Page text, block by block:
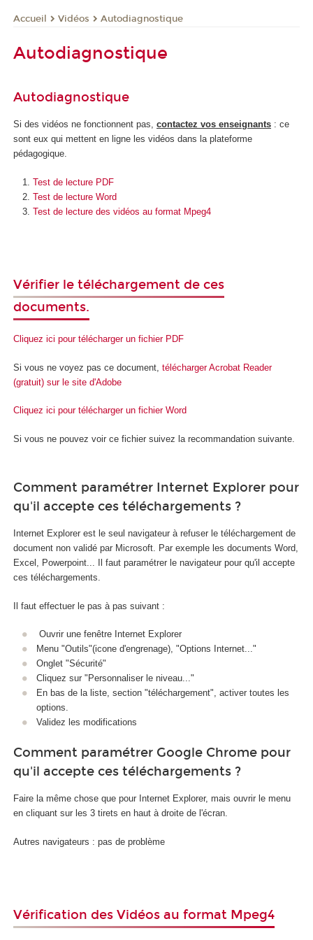
Accueil Vidéos Autodiagnostique
Autodiagnostique
Autodiagnostique
Si des vidéos ne fonctionnent pas, contactez vos enseignants : ce
sont eux qui mettent en ligne les vidéos dans la plateforme
pédagogique.
Test de lecture PDF
Test de lecture Word
Test de lecture des vidéos au format Mpeg4
Vérifier le téléchargement de ces
documents.
Cliquez ici pour télécharger un fichier PDF
Si vous ne voyez pas ce document, télécharger Acrobat Reader
(gratuit) sur le site d'Adobe
Cliquez ici pour télécharger un fichier Word
Si vous ne pouvez voir ce fichier suivez la recommandation suivante.
Comment paramétrer Internet Explorer pour
qu'il accepte ces téléchargements ?
Internet Explorer est le seul navigateur à refuser le téléchargement de
document non validé par Microsoft. Par exemple les documents Word,
Excel, Powerpoint... Il faut paramétrer le navigateur pour qu'il accepte
ces téléchargements.
Il faut effectuer le pas à pas suivant :
Ouvrir une fenêtre Internet Explorer
Menu "Outils"(icone d'engrenage), "Options Internet..."
Onglet "Sécurité"
Cliquez sur "Personnaliser le niveau..."
En bas de la liste, section "téléchargement", activer toutes les
options.
Validez les modifications
Comment paramétrer Google Chrome pour
qu'il accepte ces téléchargements ?
Faire la même chose que pour Internet Explorer, mais ouvrir le menu
en cliquant sur les 3 tirets en haut à droite de l'écran.
Autres navigateurs : pas de problème
Vérification des Vidéos au format Mpeg4